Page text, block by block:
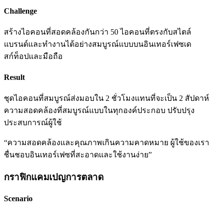
Challenge
สร้างไอคอนที่สอดคล้องกันกว่า 50 ไอคอนที่ตรงกับสไตล์
แบรนด์และทำงานได้อย่างสมบูรณ์แบบบนอินเทอร์เฟซเด
สก์ท็อปและมือถือ
Result
ชุดไอคอนที่สมบูรณ์ส่งมอบใน 2 ชั่วโมงแทนที่จะเป็น 2 สัปดาห์
ความสอดคล้องที่สมบูรณ์แบบในทุกองค์ประกอบ ปรับปรุง
ประสบการณ์ผู้ใช้
“ความสอดคล้องและคุณภาพเกินความคาดหมาย ผู้ใช้ของเรา
ชื่นชอบอินเทอร์เฟซที่สะอาดและใช้งานง่าย”
กราฟิกแคมเปญการตลาด
Scenario